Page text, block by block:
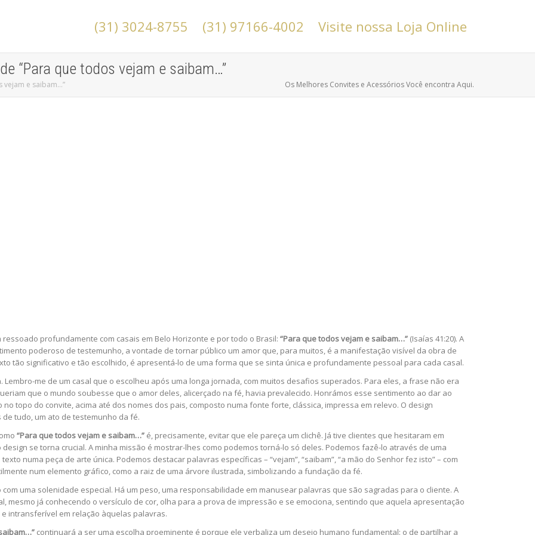
(31) 3024-8755 (31) 97166-4002 Visite nossa Loja Online
“Para que todos vejam e saibam…”
vejam e saibam…” Os Melhores Convites e Acessórios Você encontra Aqui.
profundamente com casais em Belo Horizonte e por todo o Brasil: “Para que todos vejam e saibam…” (Isaías 41:20). A
poderoso de testemunho, a vontade de tornar público um amor que, para muitos, é a manifestação visível da obra de
tão significativo e tão escolhido, é apresentá-lo de uma forma que se sinta única e profundamente pessoal para cada casal.
me de um casal que o escolheu após uma longa jornada, com muitos desafios superados. Para eles, a frase não era
que o mundo soubesse que o amor deles, alicerçado na fé, havia prevalecido. Honrámos esse sentimento ao dar ao
topo do convite, acima até dos nomes dos pais, composto numa fonte forte, clássica, impressa em relevo. O design
tudo, um ato de testemunho da fé.
“Para que todos vejam e saibam…” é, precisamente, evitar que ele pareça um clichê. Já tive clientes que hesitaram em
se torna crucial. A minha missão é mostrar-lhes como podemos torná-lo só deles. Podemos fazê-lo através de uma
numa peça de arte única. Podemos destacar palavras específicas – “vejam”, “saibam”, “a mão do Senhor fez isto” – com
num elemento gráfico, como a raiz de uma árvore ilustrada, simbolizando a fundação da fé.
uma solenidade especial. Há um peso, uma responsabilidade em manusear palavras que são sagradas para o cliente. A
mesmo já conhecendo o versículo de cor, olha para a prova de impressão e se emociona, sentindo que aquela apresentação
intransferível em relação àquelas palavras.
continuará a ser uma escolha proeminente é porque ele verbaliza um desejo humano fundamental: o de partilhar a